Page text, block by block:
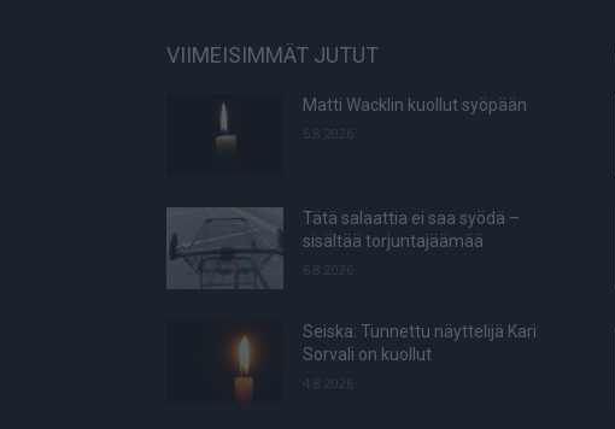
VIIMEISIMMÄT JUTUT
Matti Wacklin kuollut syöpään
6.8.2026
Tätä salaattia ei saa syödä –
sisältää torjuntajäämää
6.8.2026
Seiska: Tunnettu näyttelijä Kari
Sorvali on kuollut
4.8.2026